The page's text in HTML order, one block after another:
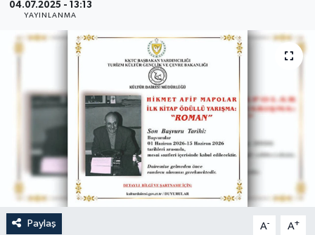
04.07.2025 - 13:13
YAYINLANMA
Paylaş A- A+